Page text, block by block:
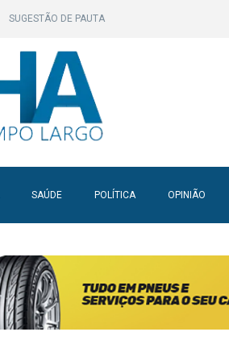
SUGESTÃO DE PAUTA
SAÚDE POLÍTICA OPINIÃO